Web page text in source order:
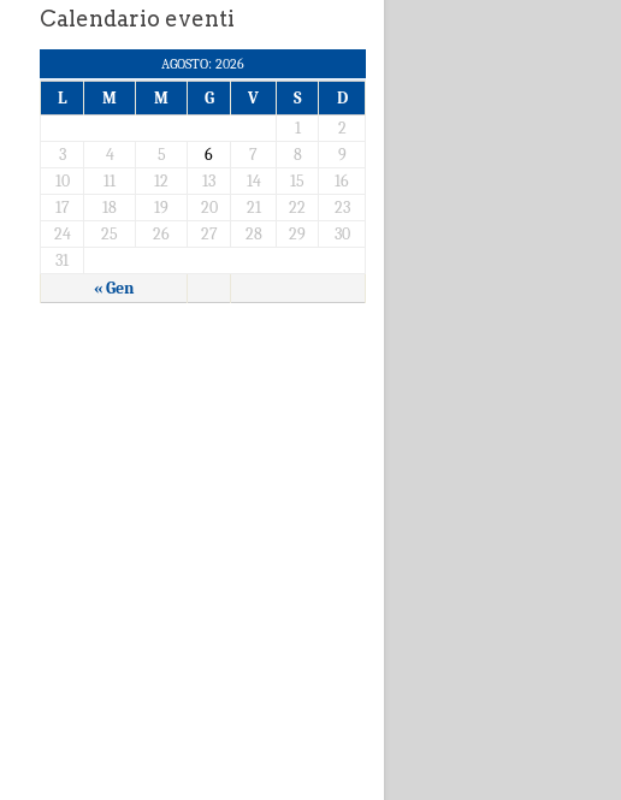
Calendario eventi
AGOSTO: 2026
L M M G V S D
« Gen
1
2
3
4 5 6 7 8
9
10
11 12 13 14 15
16
17
18 19 20 21 22
23
24
25 26 27 28 29
30
31